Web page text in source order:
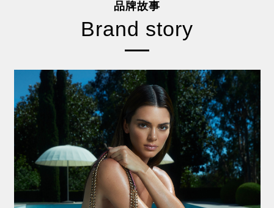
品牌故事
Brand story